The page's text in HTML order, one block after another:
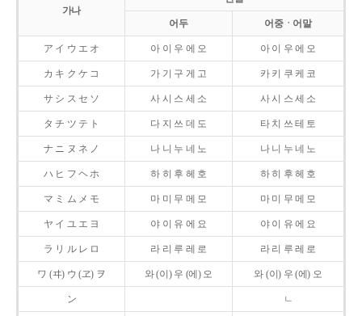
가나
어두 어중ㆍ어말
ア イ ウ エ オ 아 이 우 에 오 아 이 우 에 오
カ キ ク ケ コ 가 기 구 게 고 카 키 쿠 케 코
サ シ ス セ ソ 사 시 스 세 소 사 시 스 세 소
タ チ ツ テ ト 다 지 쓰 데 도 타 치 쓰 테 토
ナ ニ ヌ ネ ノ 나 니 누 네 노 나 니 누 네 노
ハ ヒ フ ヘ ホ 하 히 후 헤 호 하 히 후 헤 호
マ ミ ム メ モ 마 미 무 메 모 마 미 무 메 모
ヤ イ ユ エ ヨ 야 이 유 에 요 야 이 유 에 요
ラ リ ル レ ロ 라 리 루 레 로 라 리 루 레 로
ワ (ヰ) ウ (ヱ) ヲ 와 (이) 우 (에) 오 와 (이) 우 (에) 오
ン ㄴ